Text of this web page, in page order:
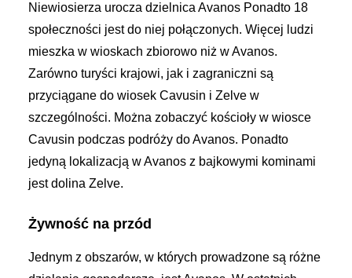
Niewiosierza urocza dzielnica Avanos Ponadto 18
społeczności jest do niej połączonych. Więcej ludzi
mieszka w wioskach zbiorowo niż w Avanos.
Zarówno turyści krajowi, jak i zagraniczni są
przyciągane do wiosek Cavusin i Zelve w
szczególności. Można zobaczyć kościoły w wiosce
Cavusin podczas podróży do Avanos. Ponadto
jedyną lokalizacją w Avanos z bajkowymi kominami
jest dolina Zelve.
Żywność na przód
Jednym z obszarów, w których prowadzone są różne